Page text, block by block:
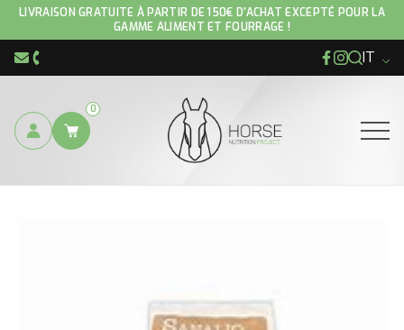
LIVRAISON GRATUITE À PARTIR DE 150€ D'ACHAT EXCEPTÉ POUR LA
GAMME ALIMENT ET FOURRAGE !
info@hnp-horse.be
+32 (0)4 250 12 96 Facebook
Instagram
IT
0